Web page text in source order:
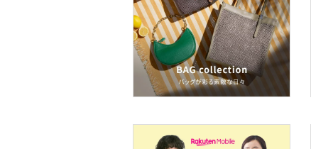
福袋・ギフト・その他